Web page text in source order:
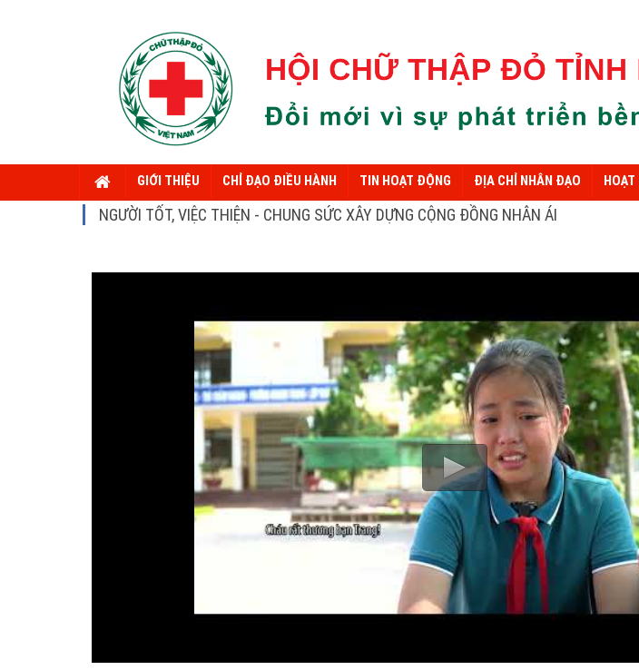
GIỚI THIỆU CHỈ ĐẠO ĐIỀU HÀNH TIN HOẠT ĐỘNG ĐỊA CHỈ NHÂN ĐẠO
NGƯỜI TỐT, VIỆC THIỆN - CHUNG SỨC XÂY DỰNG CỘNG ĐỒNG NHÂN ÁI